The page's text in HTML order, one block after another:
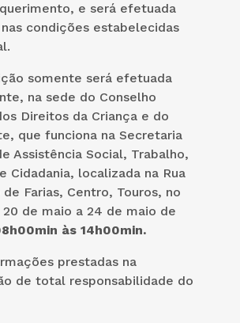
e será efetuada
condições estabelecidas
somente será efetuada
na sede do Conselho
Direitos da Criança e do
que funciona na Secretaria
Assistência Social, Trabalho,
Cidadania, localizada na Rua
Farias, Centro, Touros, no
de maio a 24 de maio de
às 14h00min.
prestadas na
de total responsabilidade do